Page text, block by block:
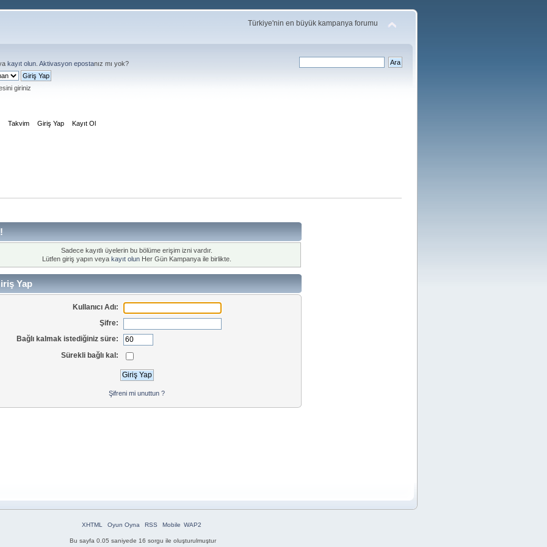
Türkiye'nin en büyük kampanya forumu
kayıt olun Aktivasyon epostanız mı yok?
giriniz
Takvim Giriş Yap Kayıt Ol
Sadece kayıtlı üyelerin bu bölüme erişim izni vardır.
Lütfen giriş yapın veya kayıt olun Her Gün Kampanya ile birlikte.
Yap
Kullanıcı Adı:
Şifre:
Bağlı kalmak istediğiniz süre:
Sürekli bağlı kal:
Şifreni mi unuttun ?
XHTML Oyun Oyna RSS Mobile WAP2
Bu sayfa 0.05 saniyede 16 sorgu ile oluşturulmuştur